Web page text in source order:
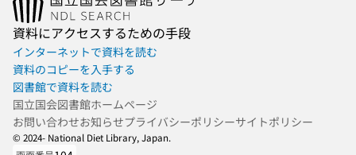
資料にアクセスするための手段
インターネットで資料を読む
資料のコピーを入手する
図書館で資料を読む
国立国会図書館ホームページ
お問い合わせお知らせプライバシーポリシーサイトポリシー
© 2024- National Diet Library, Japan.